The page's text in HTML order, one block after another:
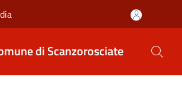
di Scanzorosciate